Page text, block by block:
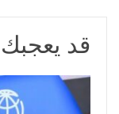
قد يعجبك